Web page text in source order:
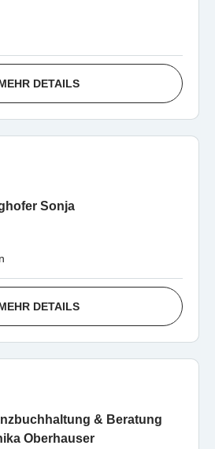
DETAILS
Sonja
DETAILS
& Beratung
Oberhauser